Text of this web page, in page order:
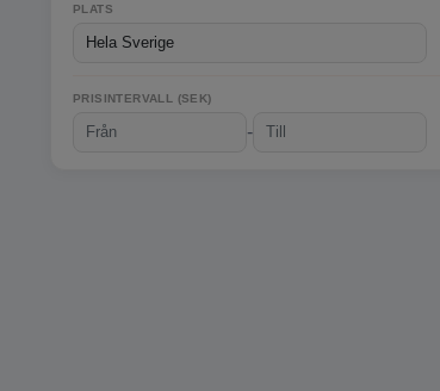
PLATS
PRISINTERVALL (SEK)
-